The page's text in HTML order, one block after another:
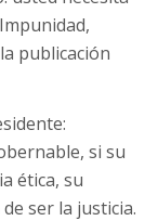
publicación
si su
ética, su
ser la justicia.